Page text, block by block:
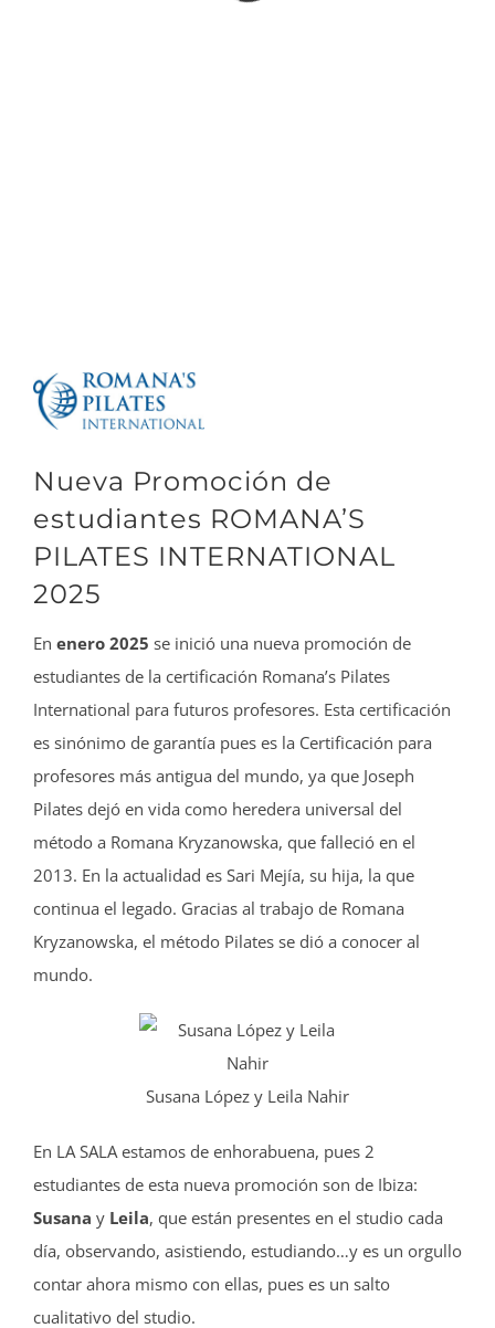
Ver
imagen
grande
Nueva Promoción de
estudiantes ROMANA’S
PILATES INTERNATIONAL
2025
En enero 2025 se inició una nueva promoción de
estudiantes de la certificación Romana’s Pilates
International para futuros profesores. Esta certificación
es sinónimo de garantía pues es la Certificación para
profesores más antigua del mundo, ya que Joseph
Pilates dejó en vida como heredera universal del
método a Romana Kryzanowska, que falleció en el
2013. En la actualidad es Sari Mejía, su hija, la que
continua el legado. Gracias al trabajo de Romana
Kryzanowska, el método Pilates se dió a conocer al
mundo.
Susana López y Leila Nahir
En LA SALA estamos de enhorabuena, pues 2
estudiantes de esta nueva promoción son de Ibiza:
Susana y Leila, que están presentes en el studio cada
día, observando, asistiendo, estudiando…y es un orgullo
contar ahora mismo con ellas, pues es un salto
cualitativo del studio.